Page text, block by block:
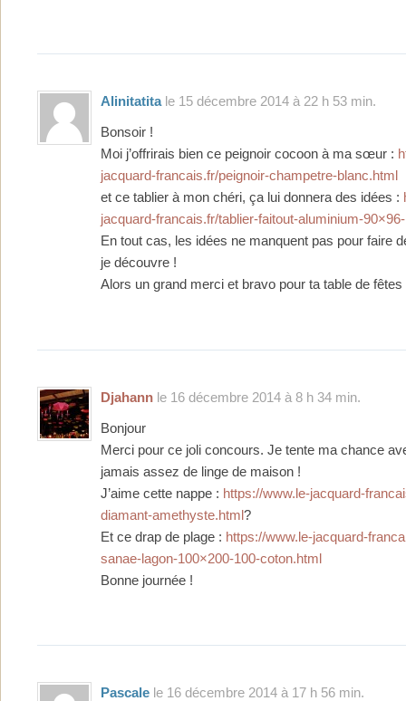
Alinitatitale 15 décembre 2014 à 22 h 53 min.
Bonsoir !
Moi j’offrirais bien ce peignoir cocoon à ma sœur :
jacquard-francais.fr/peignoir-champetre-blanc.html
et ce tablier à mon chéri, ça lui donnera des idées :
jacquard-francais.fr/tablier-faitout-aluminium-
En tout cas, les idées ne manquent pas pour faire
je découvre !
Alors un grand merci et bravo pour ta table de fêtes
Djahann le 16 décembre 2014 à 8 h 34 min.
Bonjour
Merci pour ce joli concours. Je tente ma chance
jamais assez de linge de maison !
J’aime cette nappe : https://www.le-jacquard-
diamant-amethyste.html?
Et ce drap de plage : https://www.le-jacquard-
sanae-lagon-100×200-100-coton.html
Bonne journée !
Pascale le 16 décembre 2014 à 17 h 56 min.